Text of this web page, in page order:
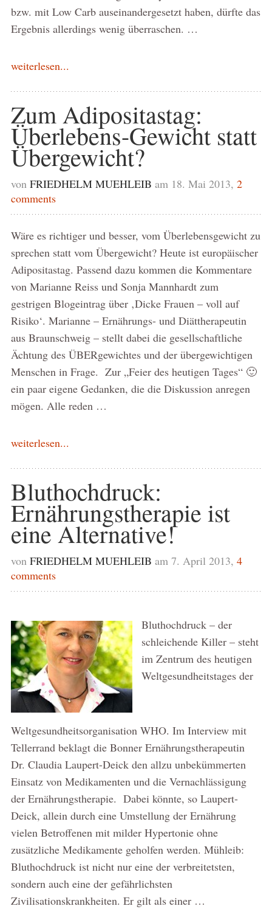
bzw. mit Low Carb auseinandergesetzt haben, dürfte das
Ergebnis allerdings wenig überraschen. …
weiterlesen...
Zum Adipositastag:
Überlebens-Gewicht statt
Übergewicht?
von FRIEDHELM MUEHLEIB am 18. Mai 2013, 2
comments
Wäre es richtiger und besser, vom Überlebensgewicht zu
sprechen statt vom Übergewicht? Heute ist europäischer
Adipositastag. Passend dazu kommen die Kommentare
von Marianne Reiss und Sonja Mannhardt zum
gestrigen Blogeintrag über ‚Dicke Frauen – voll auf
Risiko‘. Marianne – Ernährungs- und Diättherapeutin
aus Braunschweig – stellt dabei die gesellschaftliche
Ächtung des ÜBERgewichtes und der übergewichtigen
Menschen in Frage. Zur „Feier des heutigen Tages“ 🙂
ein paar eigene Gedanken, die die Diskussion anregen
mögen. Alle reden …
weiterlesen...
Bluthochdruck:
Ernährungstherapie ist
eine Alternative!
von FRIEDHELM MUEHLEIB am 7. April 2013, 4
comments
Bluthochdruck – der
schleichende Killer – steht
im Zentrum des heutigen
Weltgesundheitstages der
Weltgesundheitsorganisation WHO. Im Interview mit
Tellerrand beklagt die Bonner Ernährungstherapeutin
Dr. Claudia Laupert-Deick den allzu unbekümmerten
Einsatz von Medikamenten und die Vernachlässigung
der Ernährungstherapie. Dabei könnte, so Laupert-
Deick, allein durch eine Umstellung der Ernährung
vielen Betroffenen mit milder Hypertonie ohne
zusätzliche Medikamente geholfen werden. Mühleib:
Bluthochdruck ist nicht nur eine der verbreitetsten,
sondern auch eine der gefährlichsten
Zivilisationskrankheiten. Er gilt als einer …